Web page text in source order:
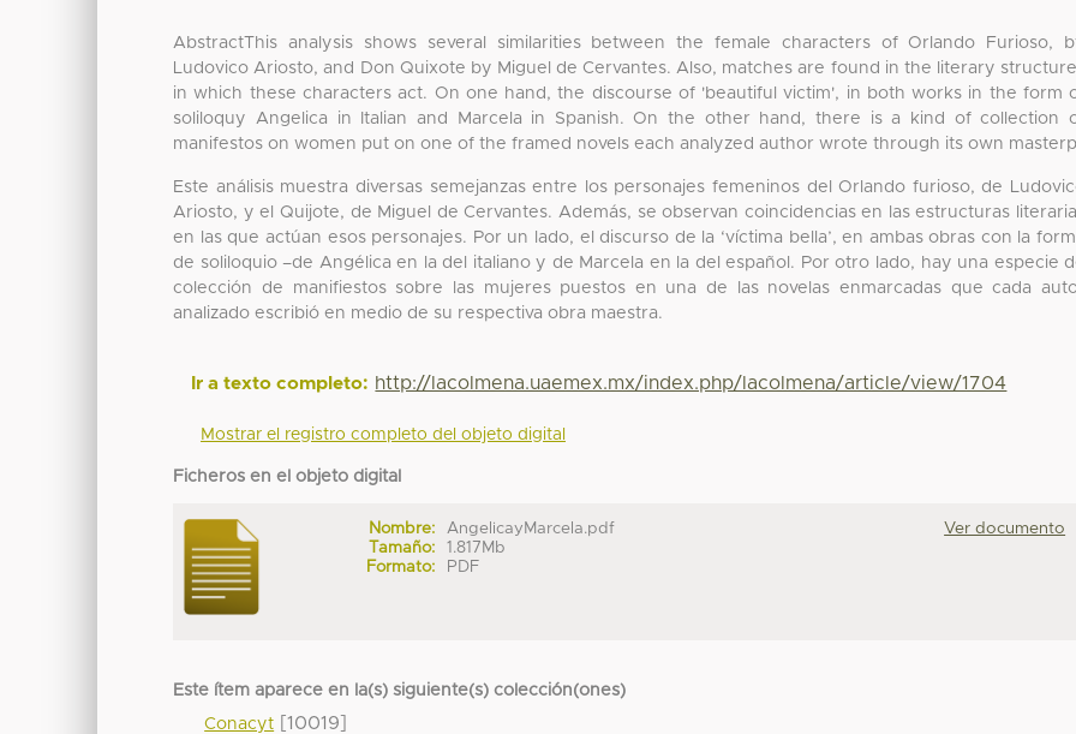
AbstractThis analysis shows several similarities between the female characters of Orlando Furioso,
Ludovico Ariosto, and Don Quixote by Miguel de Cervantes. Also, matches are found in the literary
in which these characters act. On one hand, the discourse of 'beautiful victim', in both works in the form
soliloquy Angelica in Italian and Marcela in Spanish. On the other hand, there is a kind of collection
manifestos on women put on one of the framed novels each analyzed author wrote through its own
Este análisis muestra diversas semejanzas entre los personajes femeninos del Orlando furioso, de
Ariosto, y el Quijote, de Miguel de Cervantes. Además, se observan coincidencias en las estructuras
en las que actúan esos personajes. Por un lado, el discurso de la ‘víctima bella’, en ambas obras con la
de soliloquio –de Angélica en la del italiano y de Marcela en la del español. Por otro lado, hay una especie
colección de manifiestos sobre las mujeres puestos en una de las novelas enmarcadas que cada
analizado escribió en medio de su respectiva obra maestra.
Ir a texto completo: http://lacolmena.uaemex.mx/index.php/lacolmena/article/view/1704
Mostrar el registro completo del objeto digital
Ficheros en el objeto digital
Nombre:
AngelicayMarcela.pdf
Tamaño:
1.817Mb
Formato:
PDF
Ver documento
Este ítem aparece en la(s) siguiente(s) colección(ones)
Conacyt [10019]